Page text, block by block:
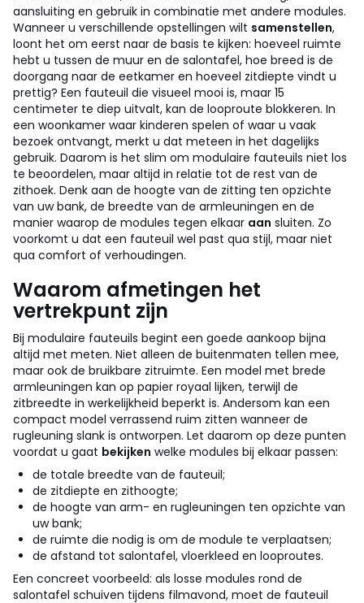
aansluiting en gebruik in combinatie met andere modules.
Wanneer u verschillende opstellingen wilt samenstellen,
loont het om eerst naar de basis te kijken: hoeveel ruimte
hebt u tussen de muur en de salontafel, hoe breed is de
doorgang naar de eetkamer en hoeveel zitdiepte vindt u
prettig? Een fauteuil die visueel mooi is, maar 15
centimeter te diep uitvalt, kan de looproute blokkeren. In
een woonkamer waar kinderen spelen of waar u vaak
bezoek ontvangt, merkt u dat meteen in het dagelijks
gebruik. Daarom is het slim om modulaire fauteuils niet los
te beoordelen, maar altijd in relatie tot de rest van de
zithoek. Denk aan de hoogte van de zitting ten opzichte
van uw bank, de breedte van de armleuningen en de
manier waarop de modules tegen elkaar aan sluiten. Zo
voorkomt u dat een fauteuil wel past qua stijl, maar niet
qua comfort of verhoudingen.
Waarom afmetingen het
vertrekpunt zijn
Bij modulaire fauteuils begint een goede aankoop bijna
altijd met meten. Niet alleen de buitenmaten tellen mee,
maar ook de bruikbare zitruimte. Een model met brede
armleuningen kan op papier royaal lijken, terwijl de
zitbreedte in werkelijkheid beperkt is. Andersom kan een
compact model verrassend ruim zitten wanneer de
rugleuning slank is ontworpen. Let daarom op deze punten
voordat u gaat bekijken welke modules bij elkaar passen:
de totale breedte van de fauteuil;
de zitdiepte en zithoogte;
de hoogte van arm- en rugleuningen ten opzichte van
uw bank;
de ruimte die nodig is om de module te verplaatsen;
de afstand tot salontafel, vloerkleed en looproutes.
Een concreet voorbeeld: als losse modules rond de
salontafel schuiven tijdens filmavond, moet de fauteuil